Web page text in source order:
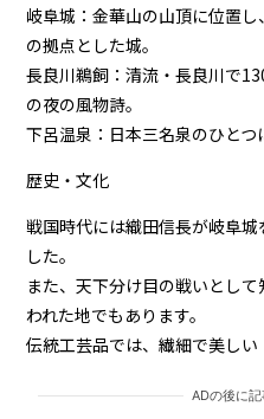
岐阜城：金華山の山頂に位置
の拠点とした城。
長良川鵜飼：清流・長良川で
の夜の風物詩。
下呂温泉：日本三名泉のひとつ
歴史・文化
戦国時代には織田信長が岐阜
した。
また、天下分け目の戦いとし
われた地でもあります。
伝統工芸品では、繊細で美しい
ADの後に